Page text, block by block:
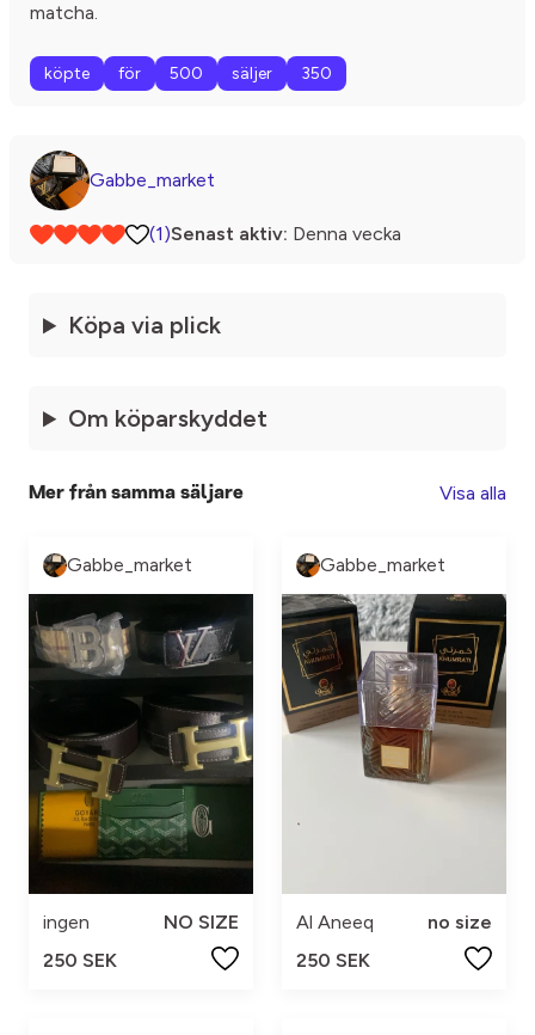
matcha.
köpte för 500 säljer 350
Gabbe_market
(1)Senast aktiv: Denna vecka
Köpa via plick
Om köparskyddet
Mer från samma säljare Visa alla
Gabbe_market
ingen
NO SIZE
250 SEK
Gabbe_market
Al Aneeq
no size
250 SEK